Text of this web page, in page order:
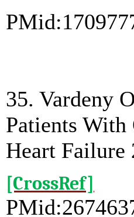
35. Vardeny
Patients
Heart Failure
[CrossRef]